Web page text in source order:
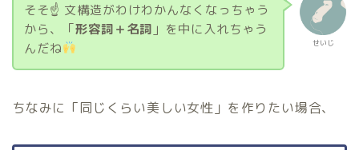
せいじ
そそ☝️ 文構造がわけわかんなくなっちゃう
から、「形容詞＋名詞 」を中に入れちゃう
んだね
ちなみに「同じくらい美しい女性」を作りたい場合、